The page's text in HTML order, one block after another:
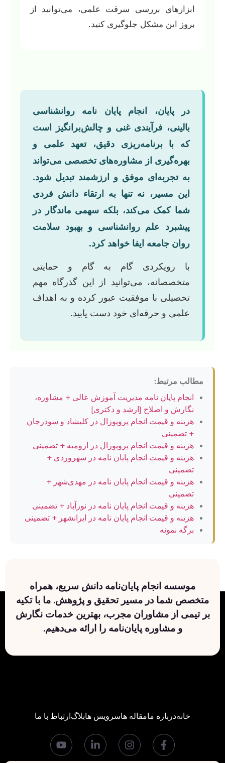
ابزارهای بررسی سرقت علمی، می‌توانید از
بروز این مشکل جلوگیری کنید.
در پایان، انجام پایان نامه روانشناسی
بالینی، فرآیندی غنی و چالش‌برانگیز است
که با برنامه‌ریزی دقیق، تعهد علمی و
بهره‌گیری از مشاوره‌های تخصصی می‌تواند
به تجربه‌ای موفق و ارزشمند تبدیل شود.
این مسیر، نه تنها به ارتقاء دانش فردی
شما کمک می‌کند، بلکه سهمی ماندگار در
پیشبرد علم روانشناسی و بهبود سلامت
روان جامعه ایفا خواهد کرد.
با رویکردی گام به گام و حمایتی
متخصصانه، می‌توانید از این گذرگاه مهم
تحصیلی با موفقیت عبور کرده و به اهداف
علمی و حرفه‌ای خود دست یابید.
مطالب مرتبط:
انجام پایان نامه مدیریت آموزش عالی + مشاوره،
نگارش و اصلاح [ارشد و دکتری]
هزینه و قیمت انجام پروپوزال در کلیشاد و سودرجان
+ تضمینی
هزینه و قیمت انجام پروپوزال در ارومیه + تضمینی
هزینه و قیمت انجام پایان نامه در سهروردی +
تضمینی
هزینه و قیمت انجام پایان نامه در مهدی‌شهر +
تضمینی
هزینه و قیمت انجام پایان نامه در نورآباد + تضمینی
هزینه و قیمت انجام پایان نامه در ایرانشهر + تضمینی
برگه نمونه
موسسه انجام پایان‌نامه دانش سریع، همراه
متخصص شما در مسیر تحقیق و پژوهش. ما با تکیه
بر تیمی از مشاوران مجرب، بهترین خدمات نگارش
و مشاوره پایان‌نامه را ارائه می‌دهیم.
خانهدرباره مامقاله هاسرویس هابلاگارتباط با ما